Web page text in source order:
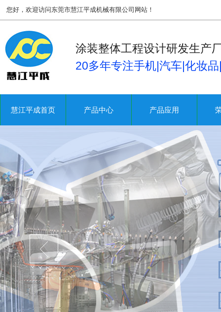
您好，欢迎访问东莞市慧江平成机械有限公司网站！
涂装整体工程设计研发生产
20多年专注手机|汽车|化妆
慧江平成首页 产品中心 产品应用